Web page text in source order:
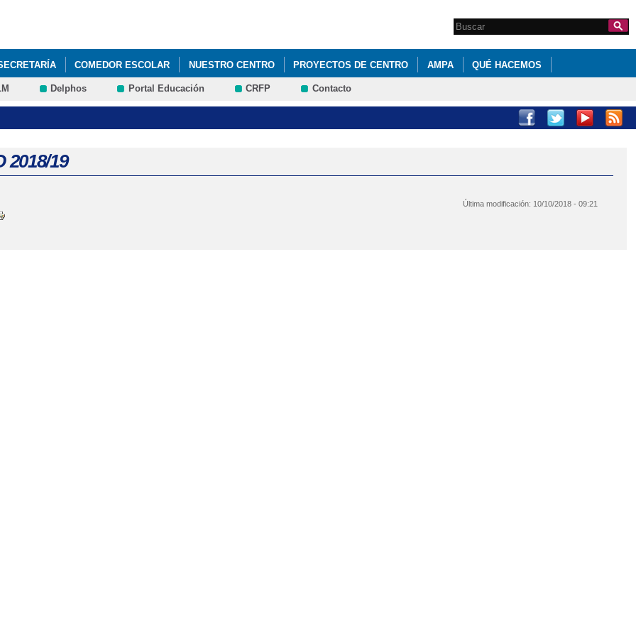
Formulario de
búsqueda
Search this site
COMEDOR ESCOLAR NUESTRO CENTRO PROYECTOS DE CENTRO AMPA QUÉ HACEMOS
Delphos Portal Educación CRFP Contacto
2018/19
Última modificación: 10/10/2018 - 09:21